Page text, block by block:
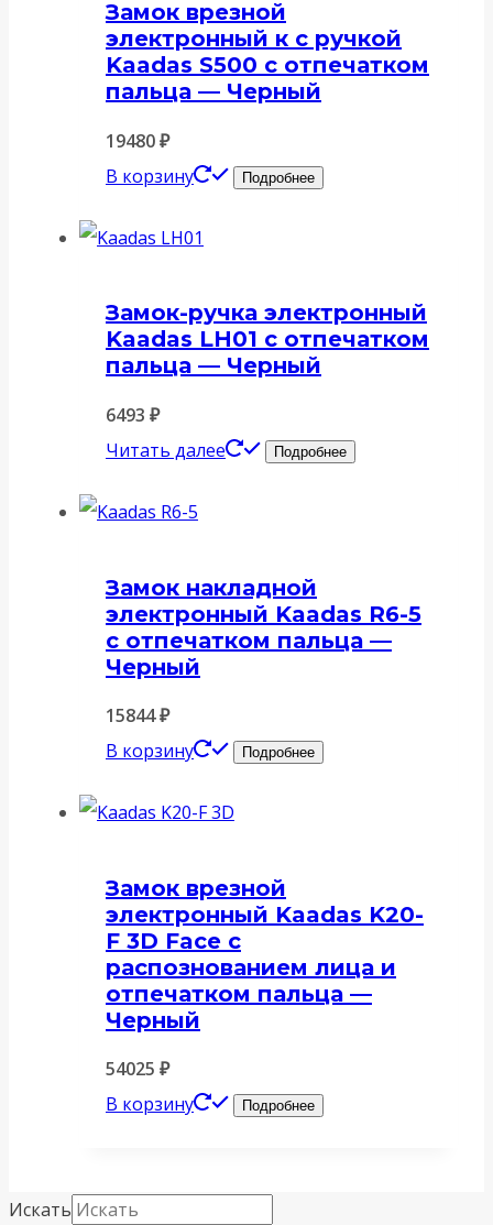
Замок врезной
электронный к с ручкой
Kaadas S500 с отпечатком
пальца — Черный
19480₽
В корзину
Подробнее
Замок-ручка электронный
Kaadas LH01 с отпечатком
пальца — Черный
6493 ₽
Читать далее
Подробнее
Замок накладной
электронный Kaadas R6-5
с отпечатком пальца —
Черный
15844₽
В корзину
Подробнее
Замок врезной
электронный Kaadas K20-
F 3D Face с
распознованием лица и
отпечатком пальца —
Черный
54025 ₽
В корзину
Подробнее
Искать